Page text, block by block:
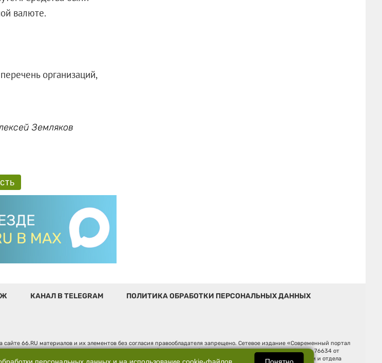
валюте.
организаций,
Земляков
КАНАЛ В TELEGRAM
ПОЛИТИКА ОБРАБОТКИ ПЕРСОНАЛЬНЫХ ДАННЫХ
66.RU материалов и их элементов без согласия правообладателя запрещено. Сетевое издание «Современный портал
технологий и массовых коммуникаций (Роскомнадзор). Регистрационный номер ЭЛ № ФС 77 - 76634 от
Свердловская обл., г. Екатеринбург, ул. Бориса Ельцина, строение 3, оф. 7015 Фактический адрес редакции и отдела
персональных данныхи на использование cookie-файлов.